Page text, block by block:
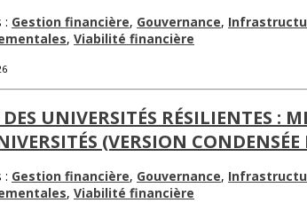
: Gestion financière, Gouvernance,
, Viabilité financière
UNIVERSITÉS RÉSILIENTES :
(VERSION
: Gestion financière, Gouvernance,
, Viabilité financière